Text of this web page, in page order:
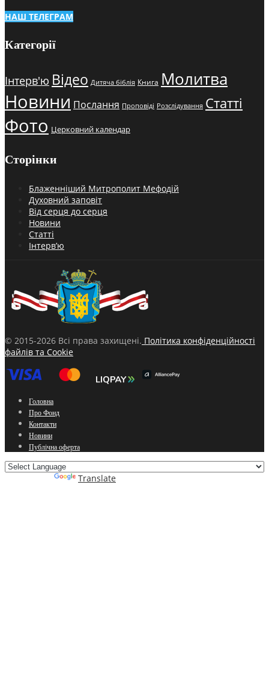
НАШ ТЕЛЕГРАМ
Категорії
Інтерв'ю Відео Дитяча біблія Книга Молитва
Новини Послання Проповіді Розслідування Статті
Фото Церковний календар
Сторінки
Блаженніший Митрополит Мефодій
Духовний заповіт
Від серця до серця
Новини
Статті
Інтерв’ю
© 2015-2026 Всі права захищені. Політика конфіденційності
файлів та Cookie
Головна
Про Фонд
Контакти
Новини
Публічна оферта
Translate